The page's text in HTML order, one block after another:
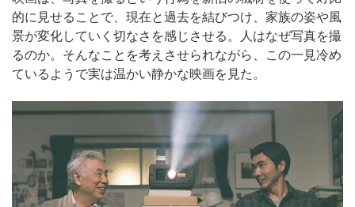
的に見せることで、現在と過去を結びつけ、家族の姿や風
景が変化していく切なさを感じさせる。人はなぜ写真を撮
るのか。そんなことを考えさせられながら、この一見冷め
ているようで実は温かい静かな映画を見た。